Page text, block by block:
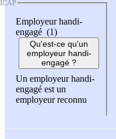
Employeur handi-
engagé (1)
Qu'est-ce qu'un
employeur handi-
engagé ?
Un employeur handi-
engagé est un
employeur reconnu